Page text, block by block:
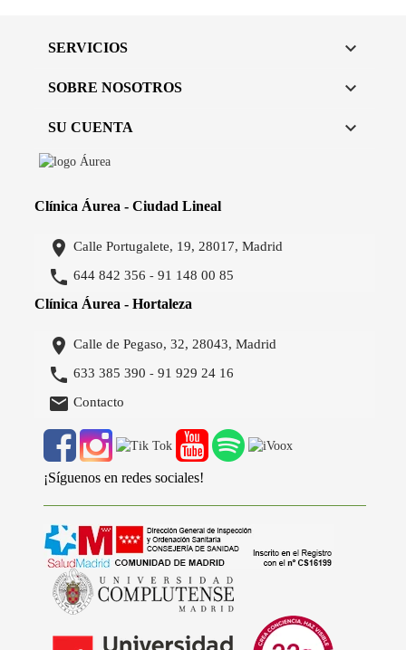
SERVICIOS 
SOBRE NOSOTROS 
SU CUENTA 
Clínica Áurea - Ciudad Lineal
 Calle Portugalete, 19, 28017, Madrid
 644 842 356 -91 148 00 85
Clínica Áurea - Hortaleza
 Calle de Pegaso, 32, 28043, Madrid
 633 385 390 -91 929 24 16
 Contacto
¡Síguenos en redes sociales!